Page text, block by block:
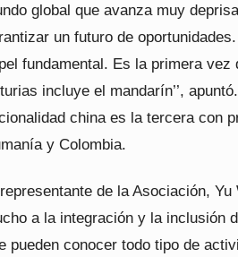
global que avanza muy
un futuro de
fundamental. Es la primera
incluye el mandarín’’,
china es la tercera con
y Colombia.
de la Asociación,
a la integración y la inclusión
pueden conocer todo tipo de